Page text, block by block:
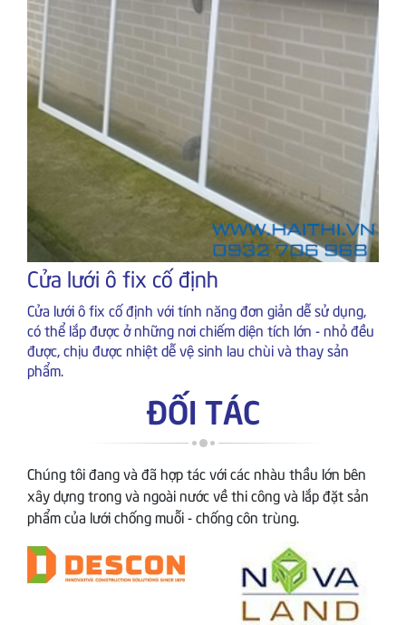
Cửa lưới ô fix cố định
Cửa lưới ô fix cố định với tính năng đơn giản dễ sử dụng,
có thể lắp được ở những nơi chiếm diện tích lớn - nhỏ đều
được, chịu được nhiệt dễ vệ sinh lau chùi và thay sản
phẩm.
ĐỐI TÁC
Chúng tôi đang và đã hợp tác với các nhàu thầu lớn bên
xây dựng trong và ngoài nước về thi công và lắp đặt sản
phẩm của lưới chống muỗi - chống côn trùng.